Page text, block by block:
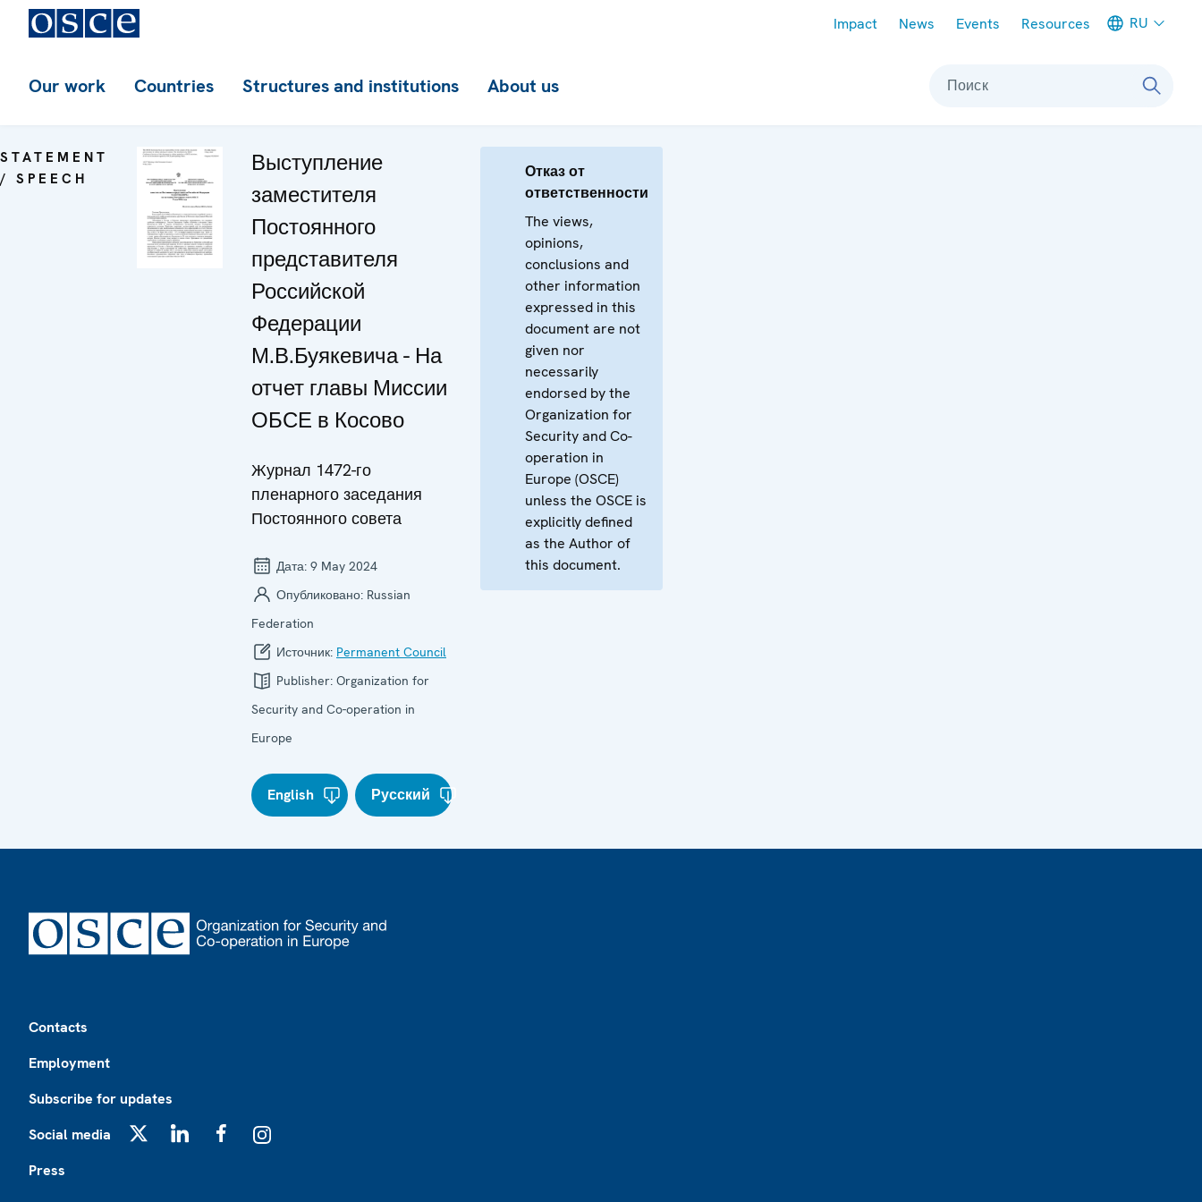
Impact News Events Resources RU
Our work Countries Structures and institutions About us Поиск
STATEMENT
/ SPEECH
Выступление
заместителя
Постоянного
представителя
Российской
Федерации
М.В.Буякевича - На
отчет главы Миссии
ОБСЕ в Косово
Журнал 1472-го
пленарного заседания
Постоянного совета
Дата: 9 May 2024
Опубликовано: Russian
Federation
Источник: Permanent Council
Publisher: Organization for
Security and Co-operation in
Europe
English Русский
Отказ от
ответственности
The views,
opinions,
conclusions and
other information
expressed in this
document are not
given nor
necessarily
endorsed by the
Organization for
Security and Co-
operation in
Europe (OSCE)
unless the OSCE is
explicitly defined
as the Author of
this document.
Contacts
Employment
Subscribe for updates
Social media
Press